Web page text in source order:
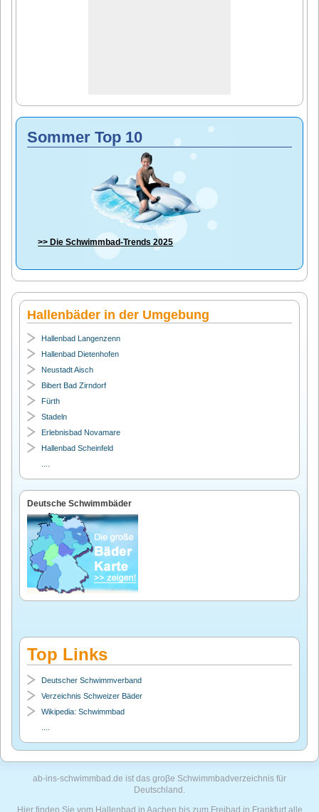
Sommer Top 10
>> DieSchwimmbad-Trends 2025
Hallenbäder in der Umgebung
Hallenbad Langenzenn
Hallenbad Dietenhofen
Neustadt Aisch
Bibert Bad Zirndorf
Fürth
Stadeln
Erlebnisbad Novamare
Hallenbad Scheinfeld
Deutsche Schwimmbäder
Top Links
Deutscher Schwimmverband
Verzeichnis Schweizer Bäder
Wikipedia: Schwimmbad
ab-ins-schwimmbad.de ist das groβe Schwimmbadverzeichnis für
Deutschland.
Hier finden Sie vom Hallenbad in Aachen bis zum Freibad in Frankfurt alle